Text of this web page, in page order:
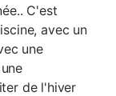
C'est
avec un
une
de l'hiver